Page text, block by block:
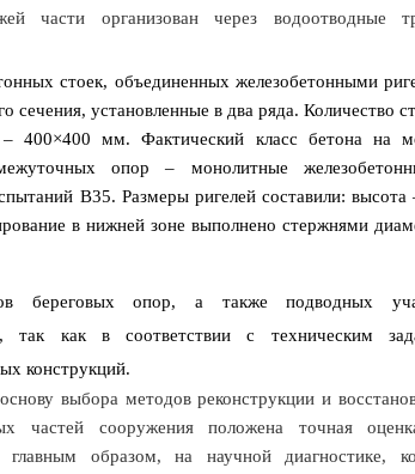
части организован через водоотводные
стоек, объединенных железобетонными
установленные в два ряда. Количество
400×400 мм. Фактический класс бетона на
опор – монолитные
В35. Размеры ригелей составили: высота
в нижней зоне выполнено стержнями
береговых опор, а также подводных
так как в соответствии с техническим
конструкций.
выбора методов реконструкции и
частей сооружения положена точная
главным образом, на научной диагностике,